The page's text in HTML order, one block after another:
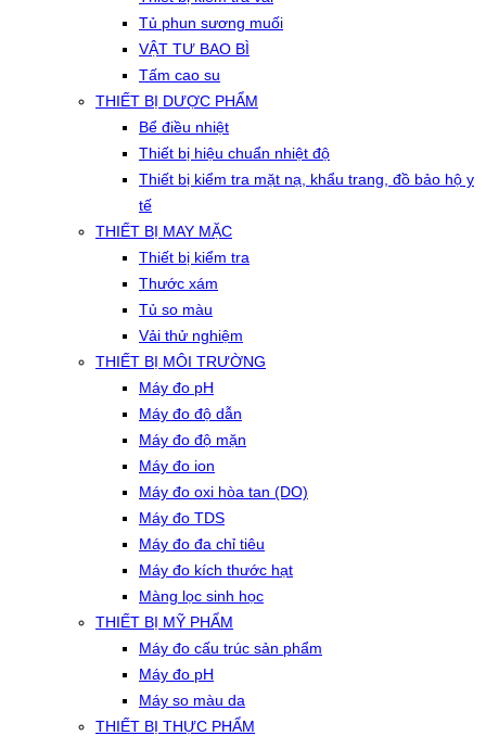
Tủ phun sương muối
VẬT TƯ BAO BÌ
Tấm cao su
THIẾT BỊ DƯỢC PHẨM
Bể điều nhiệt
Thiết bị hiệu chuẩn nhiệt độ
Thiết bị kiểm tra mặt nạ, khẩu trang, đồ bảo hộ y
tế
THIẾT BỊ MAY MẶC
Thiết bị kiểm tra
Thước xám
Tủ so màu
Vải thử nghiệm
THIẾT BỊ MÔI TRƯỜNG
Máy đo pH
Máy đo độ dẫn
Máy đo độ mặn
Máy đo ion
Máy đo oxi hòa tan (DO)
Máy đo TDS
Máy đo đa chỉ tiêu
Máy đo kích thước hạt
Màng lọc sinh học
THIẾT BỊ MỸ PHẨM
Máy đo cấu trúc sản phẩm
Máy đo pH
Máy so màu da
THIẾT BỊ THỰC PHẨM